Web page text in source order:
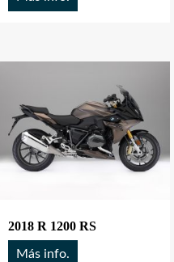
2018 R 1200 RS
Más info.